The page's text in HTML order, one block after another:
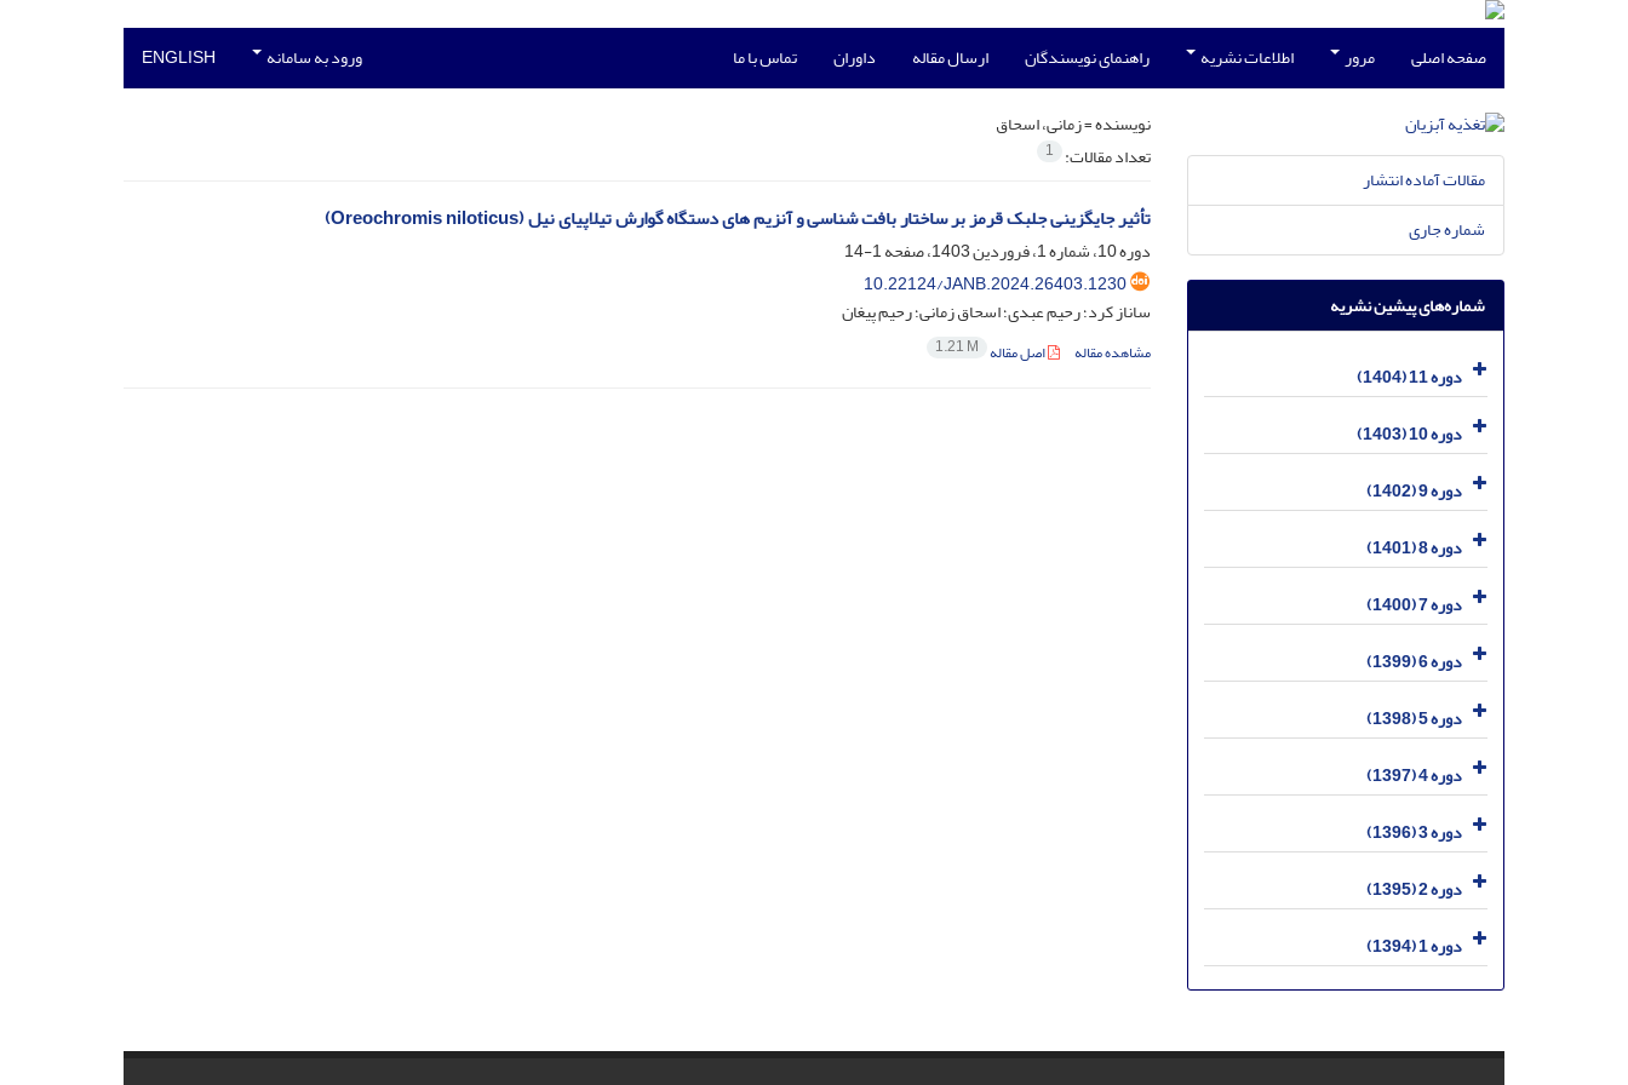
صفحه اصلی مرور اطلاعات نشریه راهنمای نویسندگان ارسال مقاله داوران تماس با ما ورود به سامانه ENGLISH
نویسنده =زمانی، اسحاق
تعداد مقالات: 1
تأثیر جایگزینی جلبک قرمز بر ساختار بافت شناسی و آنزیم های دستگاه گوارش تیلاپیای نیل (Oreochromis niloticus)
دوره 10، شماره 1، فروردین 1403، صفحه
1-14
10.22124/JANB.2024.26403.1230
ساناز کرد؛ رحیم عبدی؛ اسحاق زمانی؛ رحیم پیغان
مشاهده مقاله اصل مقاله 1.21 M
مقالات آماده انتشار
شماره جاری
شماره‌های پیشین نشریه
دوره 11 (1404)
دوره 10 (1403)
دوره 9 (1402)
دوره 8 (1401)
دوره 7 (1400)
دوره 6 (1399)
دوره 5 (1398)
دوره 4 (1397)
دوره 3 (1396)
دوره 2 (1395)
دوره 1 (1394)